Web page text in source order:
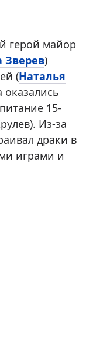
герой майор
Зверев)
(Наталья
15-
Из-за
драки в
играми и